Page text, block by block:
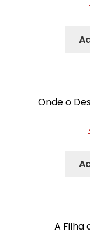
Onde o
A Filha